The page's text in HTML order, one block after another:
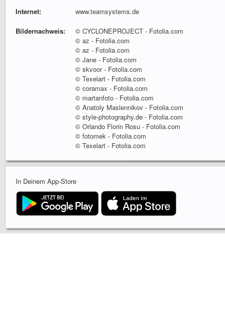
Internet: www.teamsystems.de
Bildernachweis:
© CYCLONEPROJECT - Fotolia.com
© az - Fotolia.com
© az - Fotolia.com
© Jane - Fotolia.com
© skvoor - Fotolia.com
© Texelart - Fotolia.com
© coramax - Fotolia.com
© martanfoto - Fotolia.com
© Anatoly Maslennikov - Fotolia.com
© style-photography.de - Fotolia.com
© Orlando Florin Rosu - Fotolia.com
© fotomek - Fotolia.com
© Texelart - Fotolia.com
In Deinem App-Store